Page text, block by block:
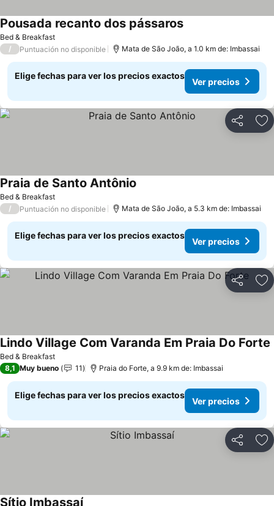
Bed & Breakfast
Pousada recanto dos pássaros
/ Puntuación no disponible Mata de São João, a 1.0 km de: Imbassai
Elige fechas para ver los precios exactos
Ver precios
Compartir
Bed & Breakfast
Praia de Santo Antônio
/ Puntuación no disponible Mata de São João, a 5.3 km de: Imbassai
Elige fechas para ver los precios exactos
Ver precios
Compartir
Bed & Breakfast
Lindo Village Com Varanda Em Praia Do Forte
8,1 Muy bueno 11 Praia do Forte, a 9.9 km de: Imbassai
Elige fechas para ver los precios exactos
Ver precios
Compartir
Sítio Imbassaí